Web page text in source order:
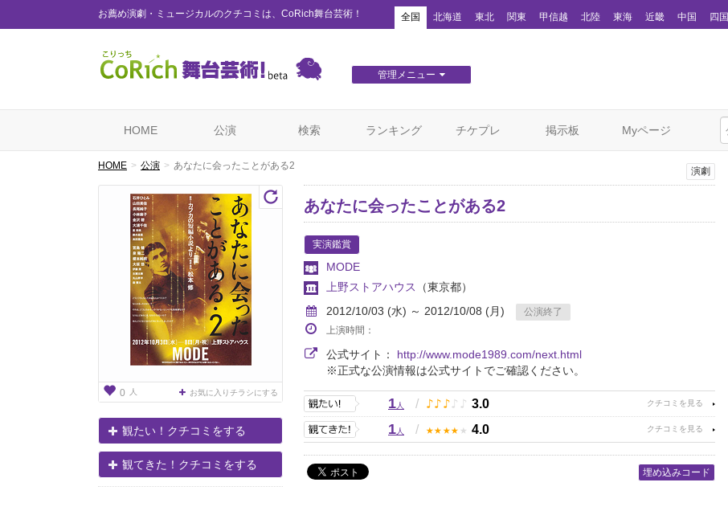
お薦め演劇・ミュージカルのクチコミは、CoRich舞台芸術！ 全国 北海道 東北 関東 甲信越 北陸 東海 近畿 中国 四国
管理メニュー
HOME 公演 検索 ランキング チケプレ 掲示板 Myページ
HOME 公演 あなたに会ったことがある2
0 人 お気に入りチラシにする
観たい！クチコミをする
観てきた！クチコミをする
演劇
あなたに会ったことがある2
実演鑑賞
MODE
上野ストアハウス
（東京都）
2012/10/03 (水) ～ 2012/10/08 (月)
公演終了
上演時間：
公式サイト： http://www.mode1989.com/next.html
※正式な公演情報は公式サイトでご確認ください。
1人 / ♪ ♪ ♪ ♪ ♪ 3.0
1人 / ★ ★ ★ ★ ★ 4.0
埋め込みコード